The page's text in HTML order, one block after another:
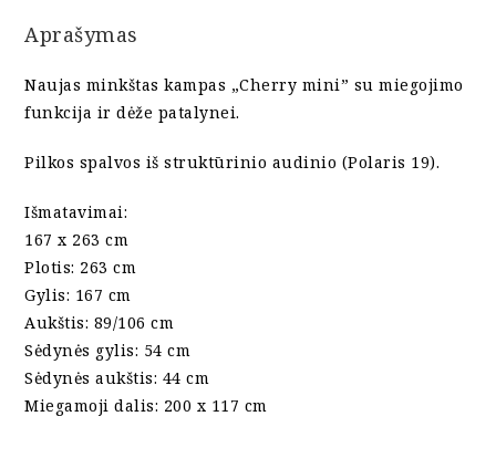
Aprašymas
Naujas minkštas kampas „Cherry mini” su miegojimo
funkcija ir dėže patalynei.
Pilkos spalvos iš struktūrinio audinio (Polaris 19).
Išmatavimai:
167 x 263 cm
Plotis: 263 cm
Gylis: 167 cm
Aukštis: 89/106 cm
Sėdynės gylis: 54 cm
Sėdynės aukštis: 44 cm
Miegamoji dalis: 200 x 117 cm